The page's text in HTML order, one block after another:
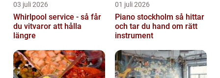
03 juli 2026
Whirlpool service - så får
du vitvaror att hålla
längre
01 juli 2026
Piano stockholm så hittar
och tar du hand om rätt
instrument